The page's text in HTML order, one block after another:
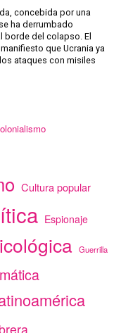
concebida por una
ha derrumbado
borde del colapso. El
que Ucrania ya
ataques con misiles
Cultura popular
Espionaje
Guerrilla